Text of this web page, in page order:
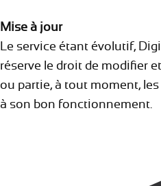
Mise à jour
Le service étant évolutif,
réserve le droit de modifier
ou partie, à tout moment,
à son bon fonctionnement.